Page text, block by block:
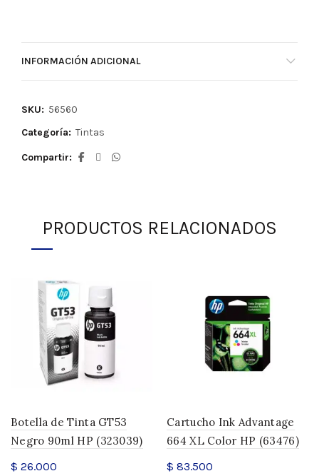
INFORMACIÓN ADICIONAL
SKU: 56560
Categoría: Tintas
Compartir
PRODUCTOS RELACIONADOS
Botella de Tinta GT53
Negro 90ml HP (323039)
$ 26.000
Cartucho Ink Advantage
664 XL Color HP (63476)
$ 83.500